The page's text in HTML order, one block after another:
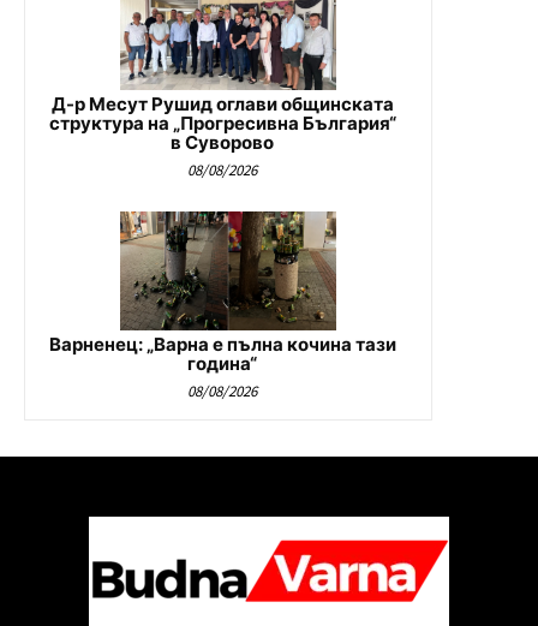
Д-р Месут Рушид оглави общинската
структура на „Прогресивна България“
в Суворово
08/08/2026
Варненец: „Варна е пълна кочина тази
година“
08/08/2026